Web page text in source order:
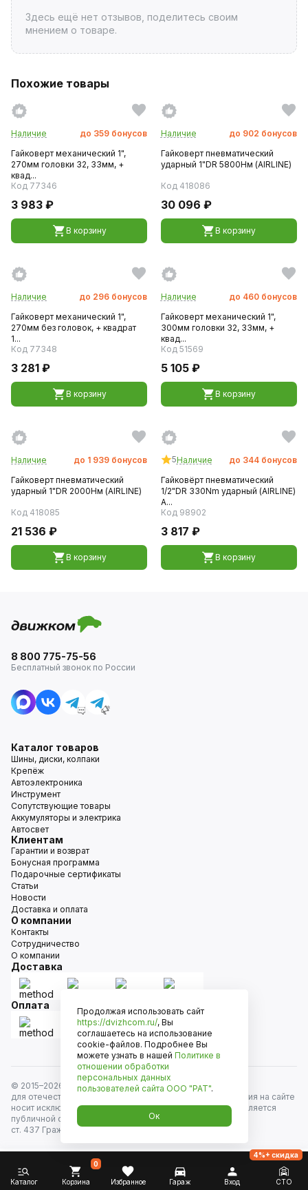
Здесь ещё нет отзывов, поделитесь своим
мнением о товаре.
Похожие товары
Наличие до 359 бонусов
Гайковерт механический 1",
270мм головки 32, 33мм, +
квад...
Код 77346
3 983 ₽
В корзину
Наличие до 902 бонусов
Гайковерт пневматический
ударный 1"DR 5800Нм (AIRLINE)
Код 418086
30 096 ₽
В корзину
Наличие до 296 бонусов
Гайковерт механический 1",
270мм без головок, + квадрат
1...
Код 77348
3 281 ₽
В корзину
Наличие до 460 бонусов
Гайковерт механический 1",
300мм головки 32, 33мм, +
квад...
Код 51569
5 105 ₽
В корзину
Наличие до 1 939 бонусов
Гайковерт пневматический
ударный 1"DR 2000Нм (AIRLINE)
Код 418085
21 536 ₽
В корзину
5Наличие до 344 бонусов
Гайковёрт пневматический
1/2"DR 330Nm ударный (AIRLINE)
A...
Код 98902
3 817 ₽
В корзину
8 800 775-75-56
Бесплатный звонок по России
Каталог товаров
Шины, диски, колпаки
Крепёж
Автоэлектроника
Инструмент
Сопутствующие товары
Аккумуляторы и электрика
Автосвет
Клиентам
Гарантии и возврат
Бонусная программа
Подарочные сертификаты
Статьи
Новости
Доставка и оплата
О компании
Контакты
Сотрудничество
О компании
Доставка
Оплата
© 2015–2026
Движком — сеть магазинов автозапчастей
для отечественных автомобилей и иномарок. Информация на сайте
носит исключительно информационный характер и не является
публичной офертой, определяемой положениями
ст. 437 Гражданского кодекса РФ. Все права защищены.
Каталог Корзина
0
Избранное Гараж Вход СТО
4%+ скидка
Продолжая использовать сайт
https://dvizhcom.ru/, Вы
соглашаетесь на использование
cookie-файлов. Подробнее Вы
можете узнать в нашей Политике в
отношении обработки
персональных данных
пользователей сайта ООО "РАТ".
Ок